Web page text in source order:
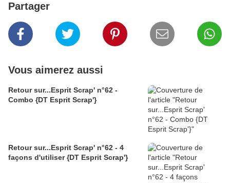
Partager
Vous aimerez aussi
Retour sur...Esprit Scrap' n°62 -
Combo {DT Esprit Scrap'}
Retour sur...Esprit Scrap' n°62 - 4
façons d'utiliser {DT Esprit Scrap'}